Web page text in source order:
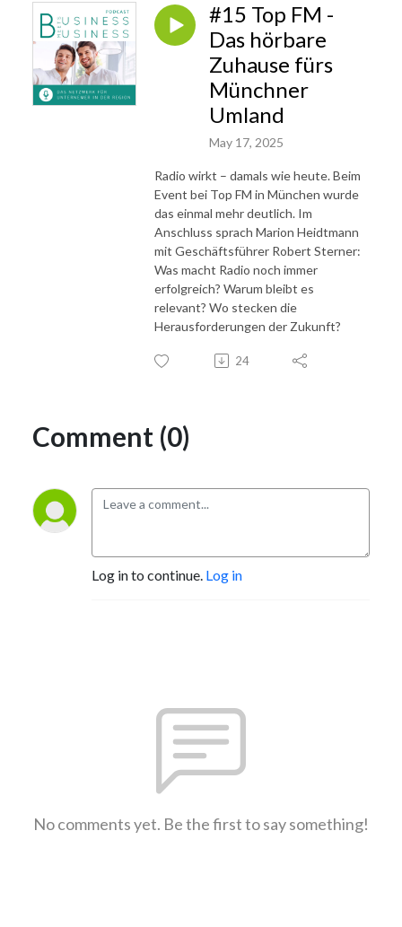
alles in lockerer und persönlicher Atmosphäre.
Mit wechselnden Locations und interessanten Partnern bieten wir Ihnen
Einblicke in die Welt der erfolgreichen Unternehmer aus Ihrer Region. Ob
neue Kooperationen, persönliche Erfolgsgeschichten oder regionale
Trends – BmeetsB steht für echtes Netzwerken mit Tiefgang. Bei uns
steht der Mensch hinter dem Business im Vordergrund: Vertrauen,
Klingt spannend? Dann hören Sie rein und werden Sie Teil des Netzwerks
– vernetzt.stark.sein! Wir freuen uns auf Sie!
#15 Top FM -
Das hörbare
Zuhause fürs
Münchner
Umland
May 17, 2025
Radio wirkt – damals wie heute. Beim
Event bei Top FM in München wurde
das einmal mehr deutlich. Im
Anschluss sprach Marion Heidtmann
mit Geschäftsführer Robert Sterner:
Was macht Radio noch immer
erfolgreich? Warum bleibt es
relevant? Wo stecken die
Herausforderungen der Zukunft?
24
Comment (0)
Log in to continue. Log in
No comments yet. Be the first to say something!